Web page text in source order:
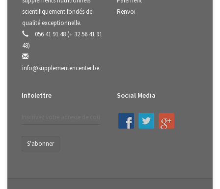
scientifiquement fondés de
qualité exceptionnelle.
056 41 91 48 (+ 32 56 41 91
48)
info@supplementencenter.be
Renvoi
Infolettre
S'abonner
Social Media